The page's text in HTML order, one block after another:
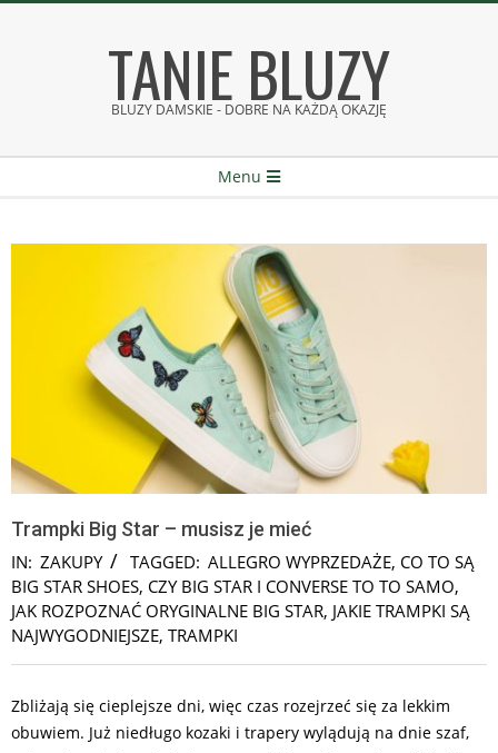
TANIE BLUZY
BLUZY DAMSKIE - DOBRE NA KAŻDĄ OKAZJĘ
Menu
Trampki Big Star – musisz je mieć
IN: ZAKUPY TAGGED: ALLEGRO WYPRZEDAŻE, CO TO SĄ
BIG STAR SHOES, CZY BIG STAR I CONVERSE TO TO SAMO,
JAK ROZPOZNAĆ ORYGINALNE BIG STAR, JAKIE TRAMPKI SĄ
NAJWYGODNIEJSZE, TRAMPKI
Zbliżają się cieplejsze dni, więc czas rozejrzeć się za lekkim
obuwiem. Już niedługo kozaki i trapery wylądują na dnie szaf,